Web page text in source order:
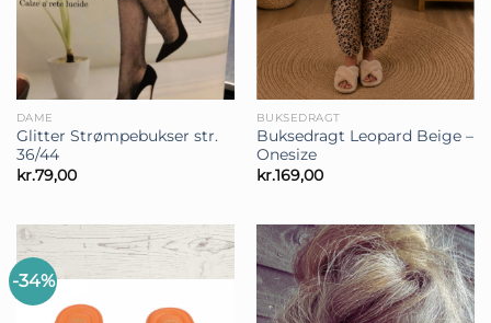
DAME
Glitter Strømpebukser str.
36/44
kr.79,00
BUKSEDRAGT
Buksedragt Leopard Beige –
Onesize
kr.169,00
-34%